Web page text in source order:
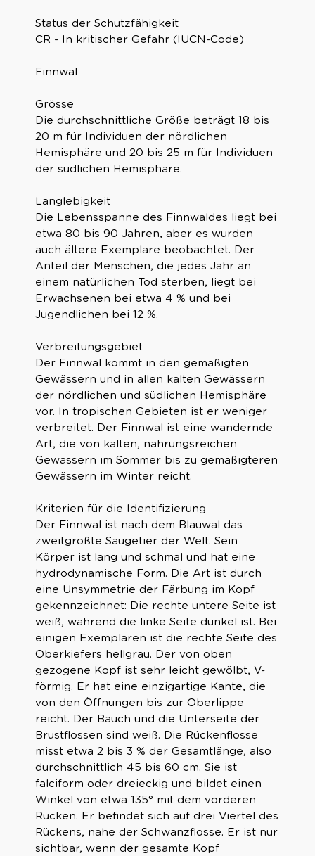
Status der Schutzfähigkeit
CR - In kritischer Gefahr (IUCN-Code)
Finnwal
Grösse
Die durchschnittliche Größe beträgt 18 bis
20 m für Individuen der nördlichen
Hemisphäre und 20 bis 25 m für Individuen
der südlichen Hemisphäre.
Langlebigkeit
Die Lebensspanne des Finnwaldes liegt bei
etwa 80 bis 90 Jahren, aber es wurden
auch ältere Exemplare beobachtet. Der
Anteil der Menschen, die jedes Jahr an
einem natürlichen Tod sterben, liegt bei
Erwachsenen bei etwa 4 % und bei
Jugendlichen bei 12 %.
Verbreitungsgebiet
Der Finnwal kommt in den gemäßigten
Gewässern und in allen kalten Gewässern
der nördlichen und südlichen Hemisphäre
vor. In tropischen Gebieten ist er weniger
verbreitet. Der Finnwal ist eine wandernde
Art, die von kalten, nahrungsreichen
Gewässern im Sommer bis zu gemäßigteren
Gewässern im Winter reicht.
Kriterien für die Identifizierung
Der Finnwal ist nach dem Blauwal das
zweitgrößte Säugetier der Welt. Sein
Körper ist lang und schmal und hat eine
hydrodynamische Form. Die Art ist durch
eine Unsymmetrie der Färbung im Kopf
gekennzeichnet: Die rechte untere Seite ist
weiß, während die linke Seite dunkel ist. Bei
einigen Exemplaren ist die rechte Seite des
Oberkiefers hellgrau. Der von oben
gezogene Kopf ist sehr leicht gewölbt, V-
förmig. Er hat eine einzigartige Kante, die
von den Öffnungen bis zur Oberlippe
reicht. Der Bauch und die Unterseite der
Brustflossen sind weiß. Die Rückenflosse
misst etwa 2 bis 3 % der Gesamtlänge, also
durchschnittlich 45 bis 60 cm. Sie ist
falciform oder dreieckig und bildet einen
Winkel von etwa 135° mit dem vorderen
Rücken. Er befindet sich auf drei Viertel des
Rückens, nahe der Schwanzflosse. Er ist nur
sichtbar, wenn der gesamte Kopf